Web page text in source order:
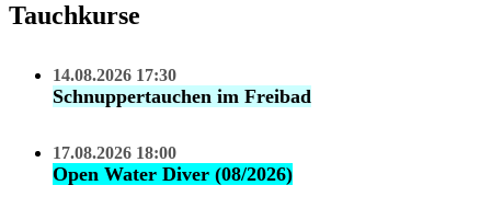
Tauchkurse
14.08.2026 17:30
Schnuppertauchen im Freibad
17.08.2026 18:00
Open Water Diver (08/2026)